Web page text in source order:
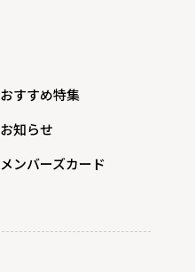
おすすめ特集
お知らせ
メンバーズカード